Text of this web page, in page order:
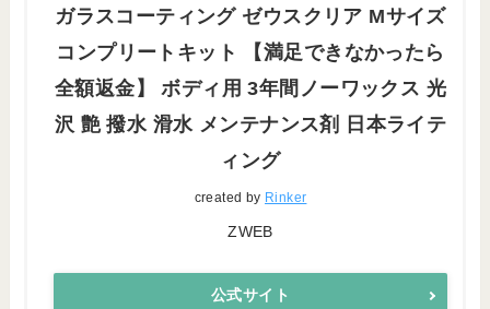
ガラスコーティング ゼウスクリア Mサイズ
コンプリートキット 【満足できなかったら
全額返金】 ボディ用 3年間ノーワックス 光
沢 艶 撥水 滑水 メンテナンス剤 日本ライテ
ィング
created by Rinker
ZWEB
公式サイト